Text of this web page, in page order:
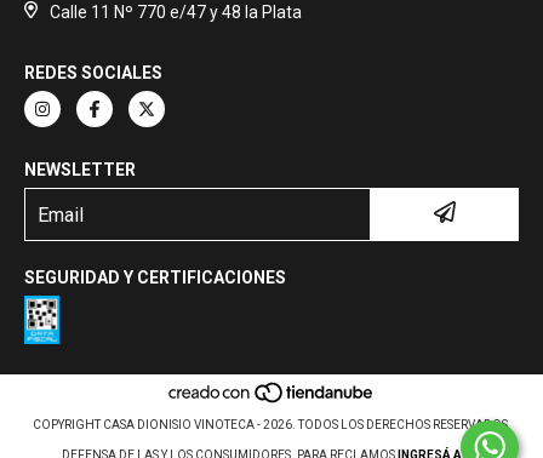
Calle 11 Nº 770 e/47 y 48 la Plata
REDES SOCIALES
NEWSLETTER
SEGURIDAD Y CERTIFICACIONES
COPYRIGHT CASA DIONISIO VINOTECA - 2026. TODOS LOS DERECHOS RESERVADOS.
DEFENSA DE LAS Y LOS CONSUMIDORES. PARA RECLAMOS INGRESÁ ACÁ.